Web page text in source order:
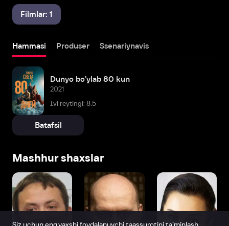
Filmlar: 1
Hammasi Produser Ssenariynavis
Dunyo bo'ylab 80 kun
2021
Ivi reytingi: 8,5
Batafsil
Mashhur shaxslar